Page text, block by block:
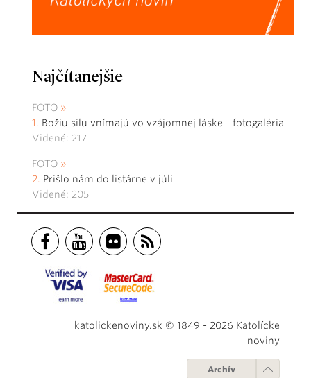
Najčítanejšie
FOTO
Božiu silu vnímajú vo vzájomnej láske - fotogaléria
Videné: 217
FOTO
Prišlo nám do listárne v júli
Videné: 205
katolickenoviny.sk © 1849 - 2026 Katolícke
noviny
Archív